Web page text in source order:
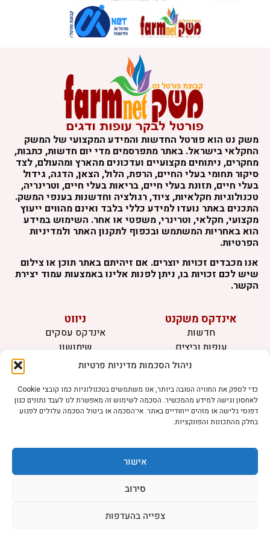
ניהול הסכמות מדיניות פרטיות
כדי לספק את החוויה הטובה ביותר, אנו משתמשים בטכנולוגיות כמו קובצי Cookie
לאחסון וגישה למידע מהמכשיר. הסכמה לשימוש זה מאפשרת לנו לעבד נתונים כגון
דפוסי גלישה או מזהים ייחודיים באתר. אי־הסכמה או ביטול הסכמה עלולים לפגוע
בחלק מהתכונות והפונקציות.
אישור
סירוב
צפייה בהעדפות
משק נט הוא פורטל החדשות והמידע המקצועי של המשק
החקלאי בישראל. באתר מתפרסמים מדי יום חדשות, כתבות,
מחקרים, ניתוחים מקצועיים ועדכונים מהארץ ומהעולם, לצד
סיקור תחומי בעלי החיים, הרפת, הלול, הצאן, הדגה, גידול
בעלי חיים, תזונת בעלי חיים, בריאות בעלי חיים, וטרינריה,
טכנולוגיות חקלאיות, ציוד, רגולציה וחדשנות בענפי המשק.
התכנים באתר נועדו למידע כללי בלבד ואינם מהווים ייעוץ
מקצועי, חקלאי, וטרינרי, משפטי או אחר. השימוש במידע
הוא באחריות המשתמש ובכפוף לתקנון האתר ולמדיניות
הפרטיות.
אנו מכבדים זכויות יוצרים. אם זיהיתם באתר תוכן או צילום
שיש לכם זכויות בו, ניתן לפנות אלינו באמצעות עמוד יצירת
הקשר.
אינדקס משקנט
חדשות
עופות וביצים
בקר וחלב
אצות
בריאות מהחי
ניווט
אינדקס עסקים
שימושון
לוח מודעות
הרשמה לניוזלטר
פרסמו אצלנו
הצהרת נגישות